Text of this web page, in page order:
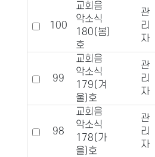
100
교회음
악소식
180(봄)
호
관
리
자
99
교회음
악소식
179(겨
울)호
관
리
자
98
교회음
악소식
178(가
을)호
관
리
자